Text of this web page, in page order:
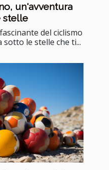
un'avventura
stelle
del ciclismo
le stelle che ti...